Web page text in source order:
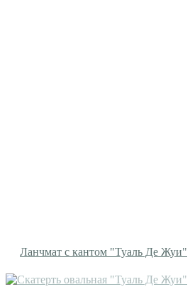
Ланчмат с кантом "Туаль Де Жуи"